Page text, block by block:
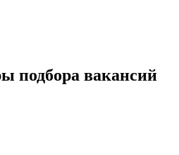
подбора вакансий